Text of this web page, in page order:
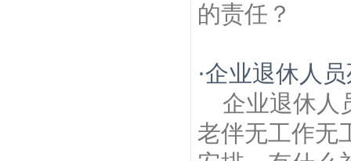
的责任？
·企业退休人
企业退休人
老伴无工作无